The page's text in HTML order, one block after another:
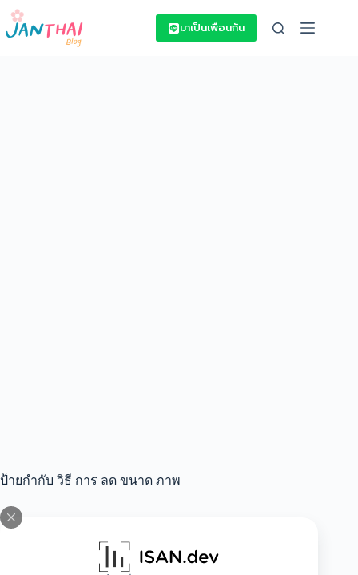
Skip
content
มาเป็นเพื่อนกัน
ป้ายกำกับ วิธี การ ลด ขนาด ภาพ
Idea IT